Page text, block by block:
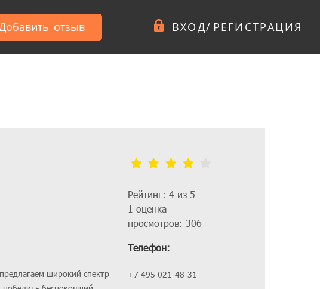
отзыв ВХОД/ РЕГИСТРАЦИЯ
широкий спектр
Рейтинг: 4 из 5
1 оценка
просмотров: 306
Телефон:
+7 495 021-48-31